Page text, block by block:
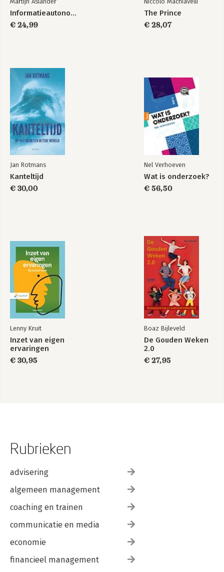
Informatieautonomie
€ 24,99
The Prince
€ 28,07
Jan Rotmans
Kanteltijd
€ 30,00
Nel Verhoeven
Wat is onderzoek?
€ 56,50
Lenny Kruit
Inzet van eigen
ervaringen
€ 30,95
Boaz Bijleveld
De Gouden Weken
2.0
€ 27,95
Rubrieken
advisering
algemeen management
coaching en trainen
communicatie en media
economie
financieel management